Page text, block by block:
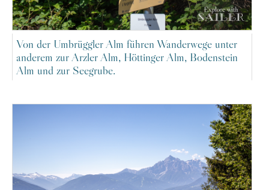
Von der Umbrüggler Alm führen Wanderwege unter
anderem zur Arzler Alm, Höttinger Alm, Bodenstein
Alm und zur Seegrube.